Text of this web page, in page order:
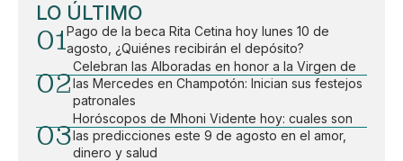
LO ÚLTIMO
01Pago de la beca Rita Cetina hoy lunes 10 de
agosto, ¿Quiénes recibirán el depósito?
02
Celebran las Alboradas en honor a la Virgen de
las Mercedes en Champotón: Inician sus festejos
patronales
03
Horóscopos de Mhoni Vidente hoy: cuales son
las predicciones este 9 de agosto en el amor,
dinero y salud